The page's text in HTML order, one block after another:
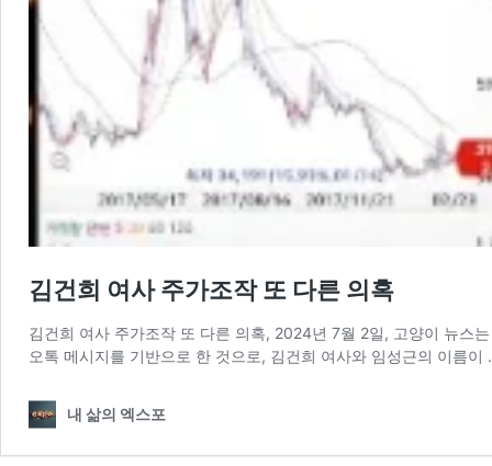
김건희 여사 주가조작 또 다른 의혹
김건희 여사 주가조작 또 다른 의혹, 2024년 7월 2일, 고양이 뉴스
오톡 메시지를 기반으로 한 것으로, 김건희 여사와 임성근의 이름
내 삶의 엑스포